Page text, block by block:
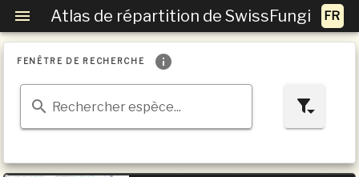
Atlas de répartition de SwissFungi
FENÊTRE DE RECHERCHE
Rechercher espèce...